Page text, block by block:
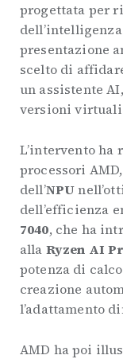
progettata per
presentazione
scelto di
un assistente
versioni virtuali
L’intervento ha
processori
dell’NPU
dell’efficienza
7040, che ha
alla Ryzen AI
potenza di
creazione
l’adattamento
AMD ha poi